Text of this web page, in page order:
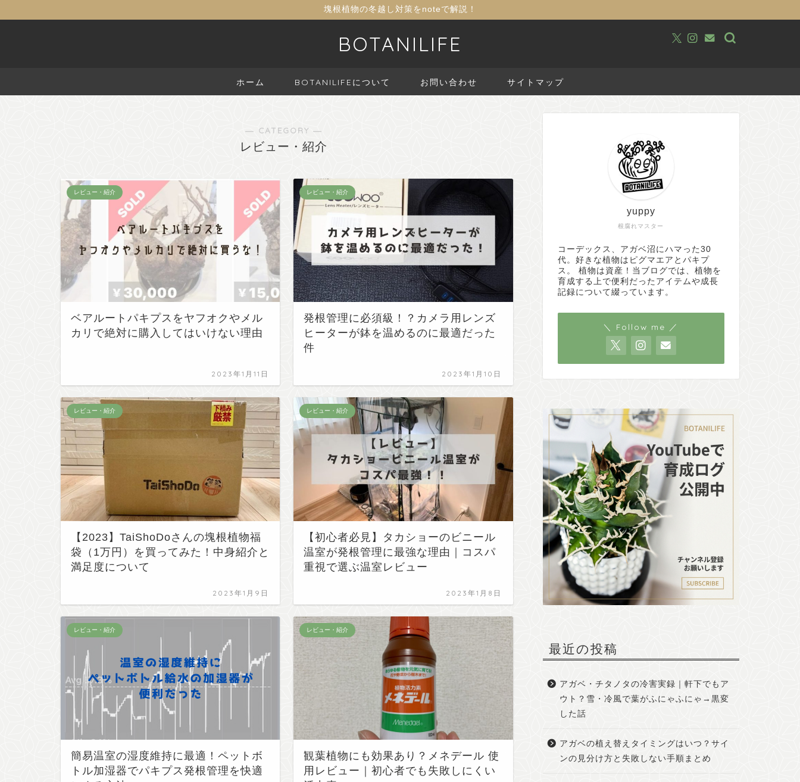
塊根植物の冬越し対策をnoteで解説！
BOTANILIFE
ホーム BOTANILIFEについて お問い合わせ サイトマップ
― CATEGORY ―
レビュー・紹介
レビュー・紹介
ベアルートパキプスをヤフオクやメル
カリで絶対に購入してはいけない理由
2023年1月11日
レビュー・紹介
発根管理に必須級！？カメラ用レンズ
ヒーターが鉢を温めるのに最適だった
件
2023年1月10日
レビュー・紹介
【2023】TaiShoDoさんの塊根植物福
袋（1万円）を買ってみた！中身紹介と
満足度について
2023年1月9日
レビュー・紹介
【初心者必見】タカショーのビニール
温室が発根管理に最強な理由｜コスパ
重視で選ぶ温室レビュー
2023年1月8日
レビュー・紹介
簡易温室の湿度維持に最適！ペットボ
トル加湿器でパキプス発根管理を快適
レビュー・紹介
観葉植物にも効果あり？メネデール 使
用レビュー｜初心者でも失敗しにくい
根腐れマスター
yuppy
コーデックス、アガベ沼にハマった30
代。好きな植物はピグマエアとパキプ
ス。 植物は資産！当ブログでは、植物を
育成する上で便利だったアイテムや成長
記録について綴っています。
＼ Follow me ／
最近の投稿
アガベ・チタノタの冷害実録｜軒下でもア
ウト？雪・冷風で葉がふにゃふにゃ→黒変
した話
アガベの植え替えタイミングはいつ？サイ
ンの見分け方と失敗しない手順まとめ